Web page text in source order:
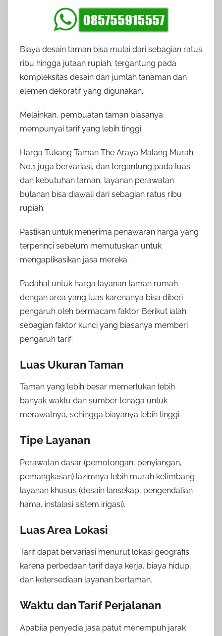
Biaya desain taman bisa mulai dari sebagian ratus
ribu hingga jutaan rupiah, tergantung pada
kompleksitas desain dan jumlah tanaman dan
elemen dekoratif yang digunakan.
Melainkan, pembuatan taman biasanya
mempunyai tarif yang lebih tinggi.
Harga Tukang Taman The Araya Malang Murah
No.1 juga bervariasi, dan tergantung pada luas
dan kebutuhan taman, layanan perawatan
bulanan bisa diawali dari sebagian ratus ribu
rupiah.
Pastikan untuk menerima penawaran harga yang
terperinci sebelum memutuskan untuk
mengaplikasikan jasa mereka.
Padahal untuk harga layanan taman rumah
dengan area yang luas karenanya bisa diberi
pengaruh oleh bermacam faktor. Berikut ialah
sebagian faktor kunci yang biasanya memberi
pengaruh tarif:
Luas Ukuran Taman
Taman yang lebih besar memerlukan lebih
banyak waktu dan sumber tenaga untuk
merawatnya, sehingga biayanya lebih tinggi.
Tipe Layanan
Perawatan dasar (pemotongan, penyiangan,
pemangkasan) lazimnya lebih murah ketimbang
layanan khusus (desain lansekap, pengendalian
hama, instalasi sistem irigasi).
Luas Area Lokasi
Tarif dapat bervariasi menurut lokasi geografis
karena perbedaan tarif daya kerja, biaya hidup,
dan ketersediaan layanan bertaman.
Waktu dan Tarif Perjalanan
Apabila penyedia jasa patut menempuh jarak